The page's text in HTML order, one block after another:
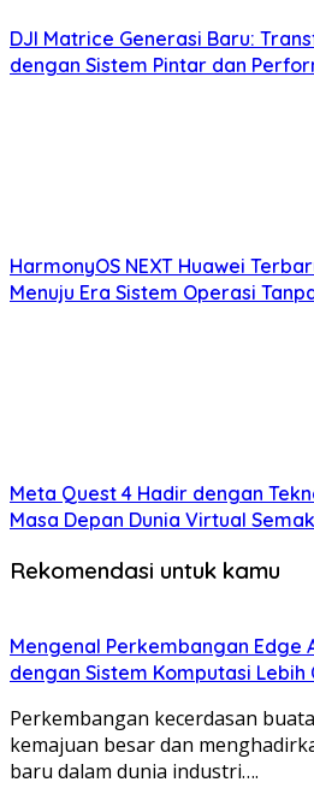
DJI Matrice Generasi Baru:
dengan Sistem Pintar dan
HarmonyOS NEXT Huawei
Menuju Era Sistem Operasi
Meta Quest 4 Hadir dengan
Masa Depan Dunia Virtual
Rekomendasi untuk kamu
Mengenal Perkembangan Edge
dengan Sistem Komputasi Lebih
Perkembangan kecerdasan
kemajuan besar dan
baru dalam dunia industri….